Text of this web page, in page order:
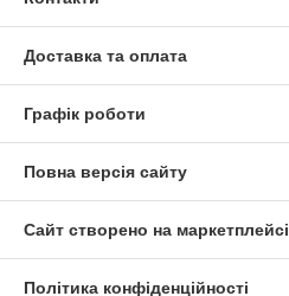
Доставка та оплата
Графік роботи
Повна версія сайту
Сайт створено на маркетплейсі
Політика конфіденційності